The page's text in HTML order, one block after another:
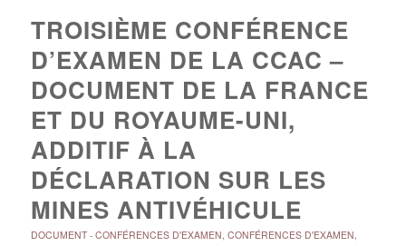
TROISIÈME CONFÉRENCE
D’EXAMEN DE LA CCAC –
DOCUMENT DE LA FRANCE
ET DU ROYAUME-UNI,
ADDITIF À LA
DÉCLARATION SUR LES
MINES ANTIVÉHICULE
DOCUMENT- CONFÉRENCES D'EXAMEN, CONFÉRENCES D'EXAMEN,